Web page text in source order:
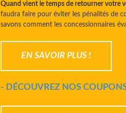
Quand vient le temps de retourner votre
faudra faire pour éviter les pénalités de
savons comment les concessionnaires
EN SAVOIR PLUS !
- DÉCOUVREZ NOS